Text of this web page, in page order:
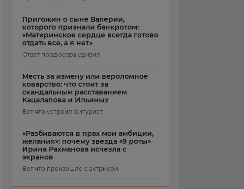
Пригожин о сыне Валерии,
которого признали банкротом:
«Материнское сердце всегда готово
отдать все, а я нет»
Ответ продюсера удивил
Месть за измену или вероломное
коварство: что стоит за
скандальным расставанием
Кацалапова и Ильиных
Вот что устроил фигурист
«Разбиваются в прах мои амбиции,
желания»: почему звезда «9 роты»
Ирина Рахманова исчезла с
экранов
Вот что произошло с актрисой